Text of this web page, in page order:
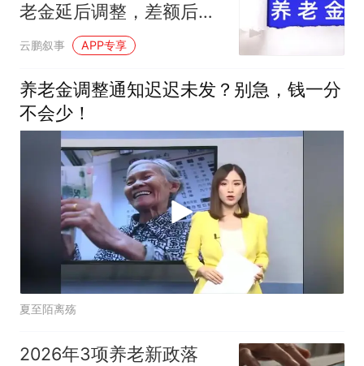
老金延后调整，差额后续
一次性补发
云鹏叙事 APP专享
养老金调整通知迟迟未发？别急，钱一分
不会少！
夏至陌离殇
2026年3项养老新政落